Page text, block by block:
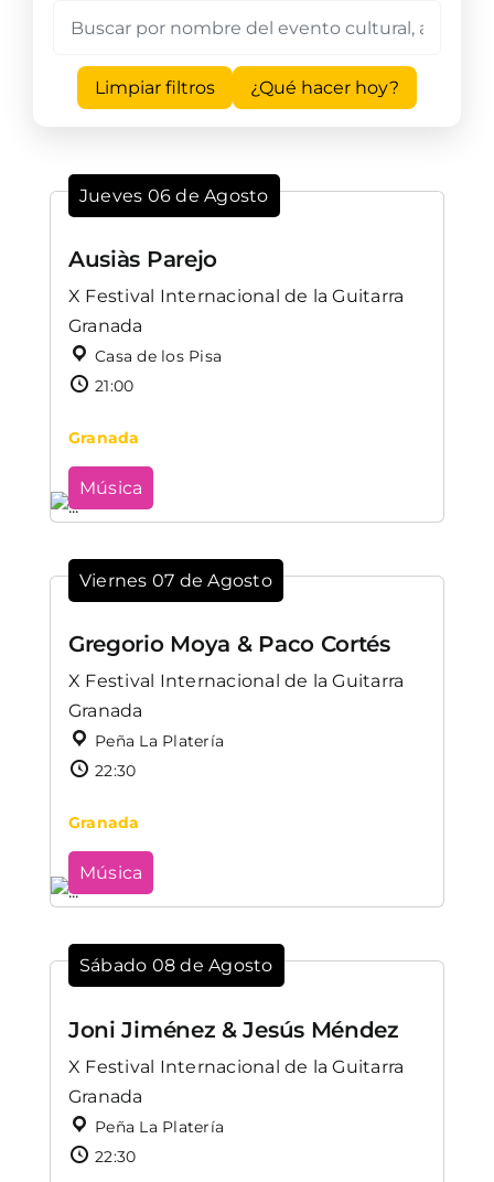
Limpiar filtros ¿Qué hacer hoy?
Jueves 06 de Agosto
Ausiàs Parejo
X Festival Internacional de la Guitarra
Granada
Casa de los Pisa
21:00
Granada
Música
Viernes 07 de Agosto
Gregorio Moya & Paco Cortés
X Festival Internacional de la Guitarra
Granada
Peña La Platería
22:30
Granada
Música
Sábado 08 de Agosto
Joni Jiménez & Jesús Méndez
X Festival Internacional de la Guitarra
Granada
Peña La Platería
22:30